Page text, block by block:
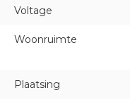
Voltage
Woonruimte
Plaatsing